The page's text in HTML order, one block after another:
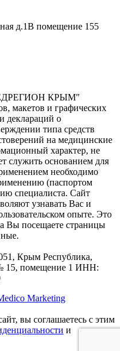
д.1В помещение 155
КРЫМ"
макетов и графических
деклараций о
типа средств
на медицинские
характер, не
служить основанием для
необходимо
(паспортом
специалиста. Сайт
узнавать Вас и
опыте. Это
Вы посещаете страницы
Крым Республика,
15, помещение 1 ИНН:
Marketing
вы соглашаетесь с этим
и